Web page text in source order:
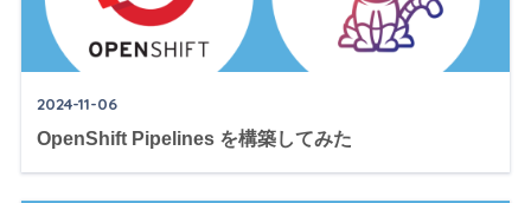
2024-11-06
OpenShift Pipelines を構築してみた